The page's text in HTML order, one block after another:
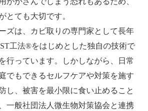
とても大切です。
ズは、カビ取りの専門家として長年
工法®をはじめとした独自の技術で
行っています。しかしながら、日常
でもできるセルフケアや対策を施す
し、被害を最小限に食い止めること
一般社団法人微生物対策協会と連携